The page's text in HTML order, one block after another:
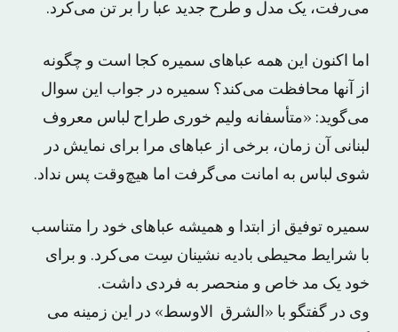
می‌رفت، یک مدل و طرح جدید عبا را بر تن می‌کرد.
اما اکنون این همه عباهای سمیره کجا است و چگونه
از آنها محافظت می‌کند؟ سمیره در جواب این سوال
می‌گوید: «متأسفانه ولیم خوری طراح لباس معروف
لبنانی آن زمان، برخی از عباهای مرا برای نمایش در
شوی لباس به امانت می‌گرفت اما هیچ‌وقت پس نداد.
سمیره توفیق از ابتدا و همیشه عباهای خود را متناسب
با شرایط محیطی بادیه نشینان سِت می‌کرد. و برای
خود یک مد خاص و منحصر به فردی داشت.
وی در گفتگو با «الشرق الاوسط» در این زمینه می